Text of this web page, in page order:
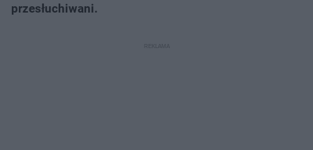
przesłuchiwani.